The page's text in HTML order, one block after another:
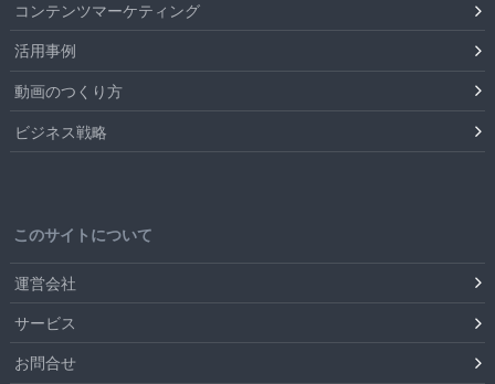
コンテンツマーケティング
活用事例
動画のつくり方
ビジネス戦略
このサイトについて
運営会社
サービス
お問合せ